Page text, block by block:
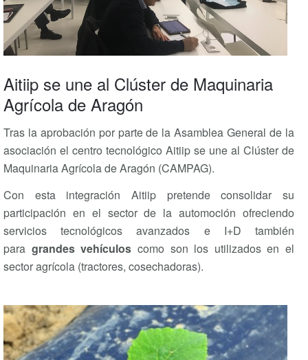
Aitiip se une al Clúster de Maquinaria
Agrícola de Aragón
Tras la aprobación por parte de la Asamblea General de la
asociación el centro tecnológico Aitiip se une al Clúster de
Maquinaria Agrícola de Aragón (CAMPAG).
Con esta integración Aitiip pretende consolidar su
participación en el sector de la automoción ofreciendo
servicios tecnológicos avanzados e I+D también
para grandes vehículos como son los utilizados en el
sector agrícola (tractores, cosechadoras).